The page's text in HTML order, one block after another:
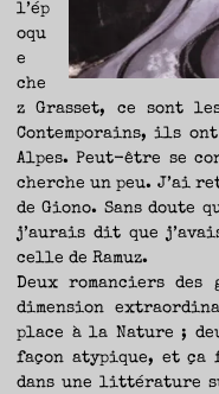
l’ép
oqu
e
che
z Grasset, ce sont
Contemporains, ils
Alpes. Peut-être se
cherche un peu. J’ai
de Giono. Sans doute
j’aurais dit que
celle de Ramuz.
Deux romanciers des
dimension
place à la Nature ;
façon atypique, et ça
dans une littérature